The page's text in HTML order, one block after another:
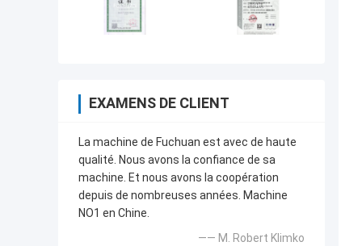
EXAMENS DE CLIENT
La machine de Fuchuan est avec de haute
qualité. Nous avons la confiance de sa
machine. Et nous avons la coopération
depuis de nombreuses années. Machine
NO1 en Chine.
—— M. Robert Klimko